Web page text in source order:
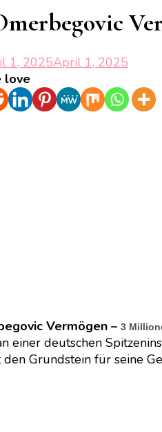
1, 2025April 1, 2025
love
Vermögen – 3
einer deutschen
Grundstein für seine